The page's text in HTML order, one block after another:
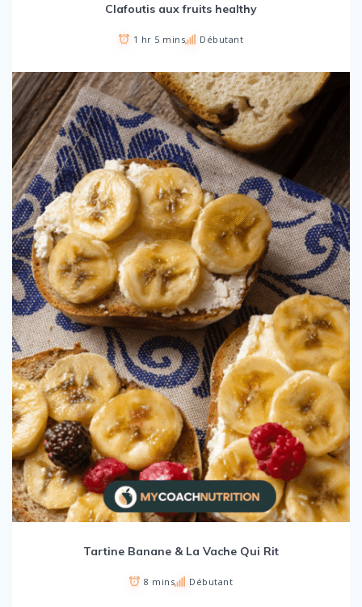
Clafoutis aux fruits healthy
1 hr 5 mins Débutant
Tartine Banane & La Vache Qui Rit
8 mins Débutant